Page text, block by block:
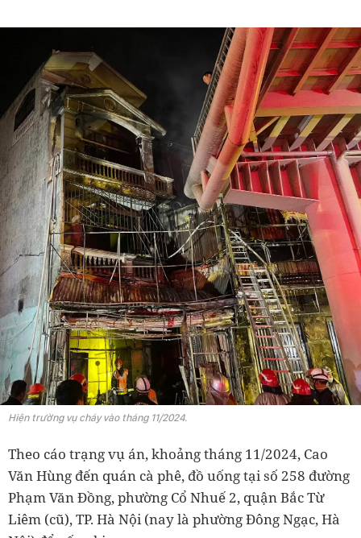
Hiện trường vụ cháy vào tháng 11/2024.
Theo cáo trạng vụ án, khoảng tháng 11/2024, Cao
Văn Hùng đến quán cà phê, đồ uống tại số 258 đường
Phạm Văn Đồng, phường Cổ Nhuế 2, quận Bắc Từ
Liêm (cũ), TP. Hà Nội (nay là phường Đông Ngạc, Hà